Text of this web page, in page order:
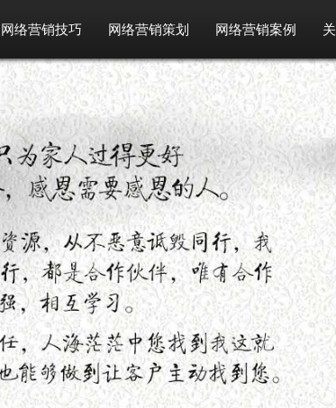
网络营销技巧 网络营销策划 网络营销案例